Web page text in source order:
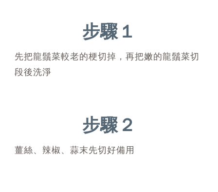
步驟１
先把龍鬚菜較老的梗切掉，再把嫩的龍鬚菜切
段後洗淨
步驟２
薑絲、辣椒、蒜末先切好備用